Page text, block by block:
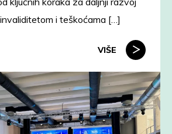
i teškoćama […]
VIŠE